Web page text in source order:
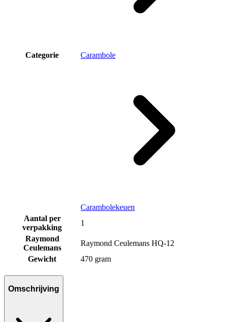
Categorie Carambole
Carambolekeuen
Aantal per
verpakking
1
Raymond
Ceulemans
Raymond Ceulemans HQ-12
Gewicht
470 gram
Omschrijving